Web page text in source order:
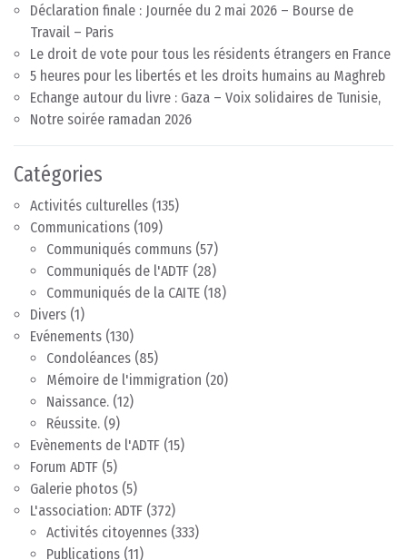
Déclaration finale : Journée du 2 mai 2026 – Bourse de
Travail – Paris
Le droit de vote pour tous les résidents étrangers en France
5 heures pour les libertés et les droits humains au Maghreb
Echange autour du livre : Gaza – Voix solidaires de Tunisie,
Notre soirée ramadan 2026
Catégories
Activités culturelles (135)
Communications (109)
Communiqués communs (57)
Communiqués de l'ADTF (28)
Communiqués de la CAITE (18)
Divers (1)
Evénements (130)
Condoléances (85)
Mémoire de l'immigration (20)
Naissance. (12)
Réussite. (9)
Evènements de l'ADTF (15)
Forum ADTF (5)
Galerie photos (5)
L'association: ADTF (372)
Activités citoyennes (333)
Publications (11)